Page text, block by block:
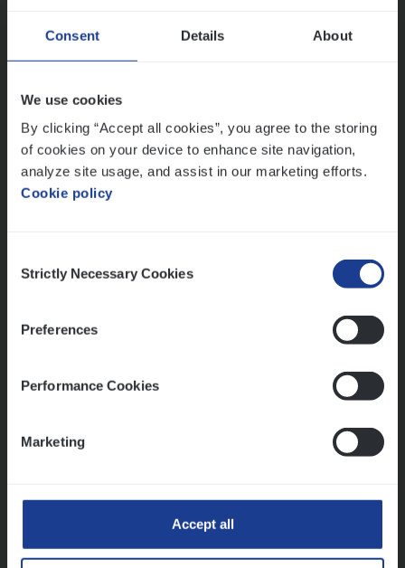
Consent Details About
We use cookies
By clicking “Accept all cookies”, you agree to the storing
of cookies on your device to enhance site navigation,
analyze site usage, and assist in our marketing efforts.
Cookie policy
Selection
Strictly Necessary Cookies
Preferences
Performance Cookies
Marketing
Accept all
Dos­sier­be­heer­der Gewaar­borgd Inkomen
Insurance Operations
Antwerpen
versterken
Thalia zoekt graag oplossingen, in games én op het
Ons sollicitatieproces